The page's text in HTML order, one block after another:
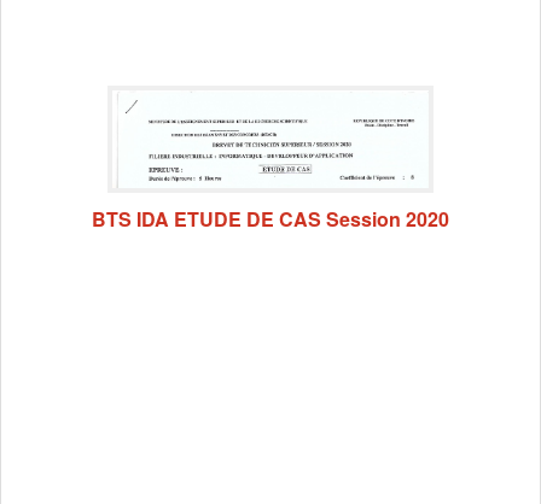
BTS IDA ETUDE DE CAS Session 2020